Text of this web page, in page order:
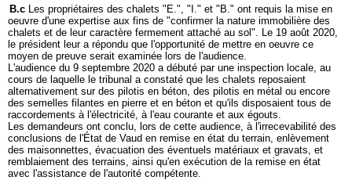
B.c Les propriétaires des chalets "E.", "I." et "B." ont requis la mise en
oeuvre d'une expertise aux fins de "confirmer la nature immobilière des
chalets et de leur caractère fermement attaché au sol". Le 19 août 2020,
le président leur a répondu que l'opportunité de mettre en oeuvre ce
moyen de preuve serait examinée lors de l'audience.
L'audience du 9 septembre 2020 a débuté par une inspection locale, au
cours de laquelle le tribunal a constaté que les chalets reposaient
alternativement sur des pilotis en béton, des pilotis en métal ou encore
des semelles filantes en pierre et en béton et qu'ils disposaient tous de
raccordements à l'électricité, à l'eau courante et aux égouts.
Les demandeurs ont conclu, lors de cette audience, à l'irrecevabilité des
conclusions de l'État de Vaud en remise en état du terrain, enlèvement
des maisonnettes, évacuation des éventuels matériaux et gravats, et
remblaiement des terrains, ainsi qu'en exécution de la remise en état
avec l'assistance de l'autorité compétente.